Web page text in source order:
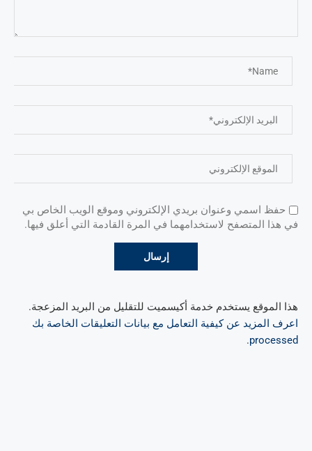
حفظ اسمي وعنوان بريدي الإلكتروني وموقع الويب الخاص بي
في هذا المتصفح لاستخدامهما في المرة القادمة التي أعلق فيها.
هذا الموقع يستخدم خدمة أكيسميت للتقليل من البريد المزعجة.
اعرف المزيد عن كيفية التعامل مع بيانات التعليقات الخاصة بك
processed
.